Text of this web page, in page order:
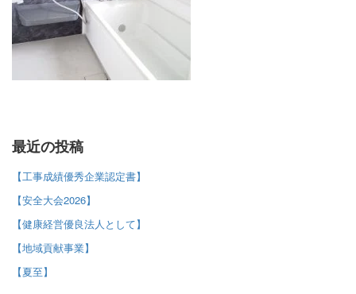
最近の投稿
【工事成績優秀企業認定書】
【安全大会2026】
【健康経営優良法人として】
【地域貢献事業】
【夏至】